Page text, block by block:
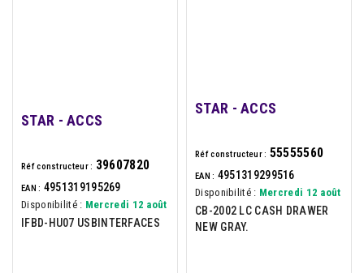
STAR - ACCS
Réf constructeur : 39607820
EAN : 4951319195269
Disponibilité : Mercredi 12 août
IFBD-HU07 USBINTERFACES
STAR - ACCS
Réf constructeur : 55555560
EAN : 4951319299516
Disponibilité : Mercredi 12 août
CB-2002 LC CASH DRAWER
NEW GRAY.